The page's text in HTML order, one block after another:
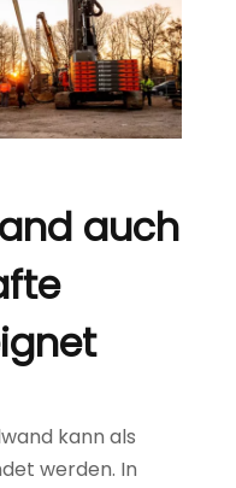
auch
kann als
werden. In